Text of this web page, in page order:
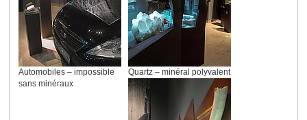
Automobiles – impossible
sans minéraux
Quartz – minéral polyvalent